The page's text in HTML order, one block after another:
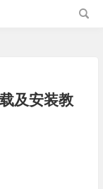
及安装教